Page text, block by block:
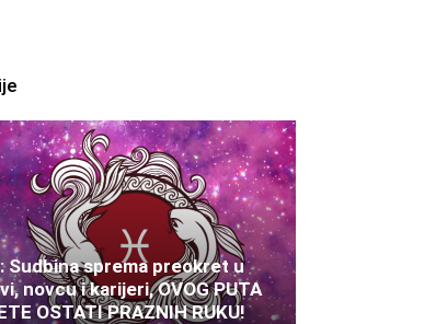
Sudbina sprema preokret u
novcu i karijeri, OVOG PUTA
OSTATI PRAZNIH RUKU!